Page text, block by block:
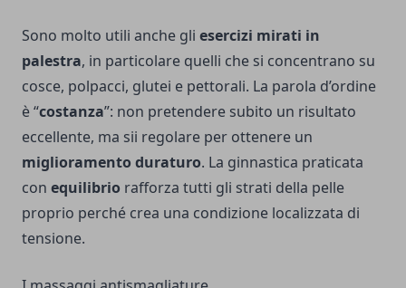
Sono molto utili anche gli esercizi mirati in
palestra, in particolare quelli che si concentrano su
cosce, polpacci, glutei e pettorali. La parola d’ordine
è “costanza”: non pretendere subito un risultato
eccellente, ma sii regolare per ottenere un
miglioramento duraturo. La ginnastica praticata
con equilibrio rafforza tutti gli strati della pelle
proprio perché crea una condizione localizzata di
tensione.